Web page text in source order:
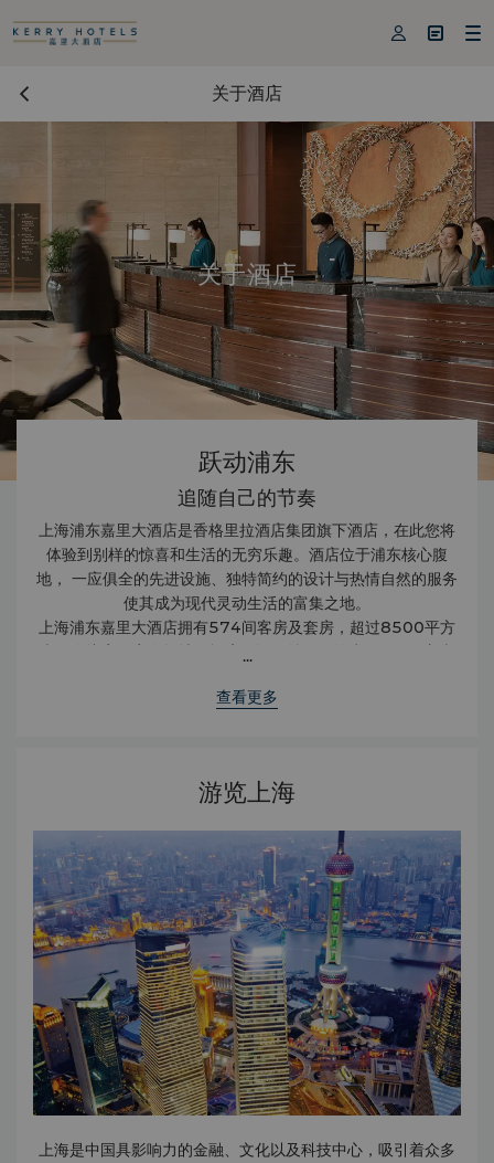
  
关于酒店
关于酒店
跃动浦东
追随自己的节奏
上海浦东嘉里大酒店是香格里拉酒店集团旗下酒店，在此您将
体验到别样的惊喜和生活的无穷乐趣。酒店位于浦东核心腹
地， 一应俱全的先进设施、独特简约的设计与热情自然的服务
使其成为现代灵动生活的富集之地。
上海浦东嘉里大酒店拥有574间客房及套房，超过8500平方
米的会议室及宴会场地。酒店开设了总面积约为6000平方米
客营造一个工作和生活相均衡的环境。钟爱美食的您可在酒店
宽敞的客房和套房，抑或入住毗邻酒店的浦东嘉里城公寓，豪
满乐趣。乘坐地铁或超现代的磁悬浮列车，浦东国际机场转瞬
即达。酒店与上海新国际博览中心直接相连，正对广阔旖旎的
世纪公园，并紧邻浦东嘉里城购物中心及办公大楼。在浦东嘉
里大酒店，您会很快意识到这里没有惯例，一切皆有可能。
...
查看更多
游览上海
上海是中国具影响力的金融、文化以及科技中心，吸引着众多